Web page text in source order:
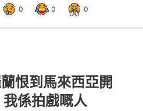
0 0 0
恨到馬來西亞開
係拍戲嘅人